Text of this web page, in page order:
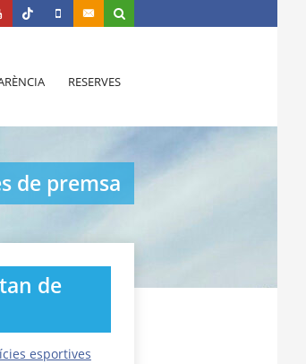
RESERVES
de premsa
de
esportives